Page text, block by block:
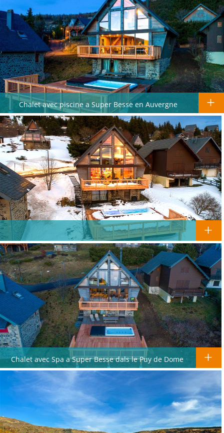
Chalet avec piscine a Super Besse en Auvergne
Chalet avec Spa a Super Besse dals le Puy de Dome